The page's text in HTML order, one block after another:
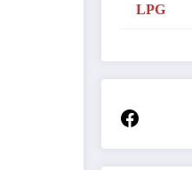
LPG
Facebook